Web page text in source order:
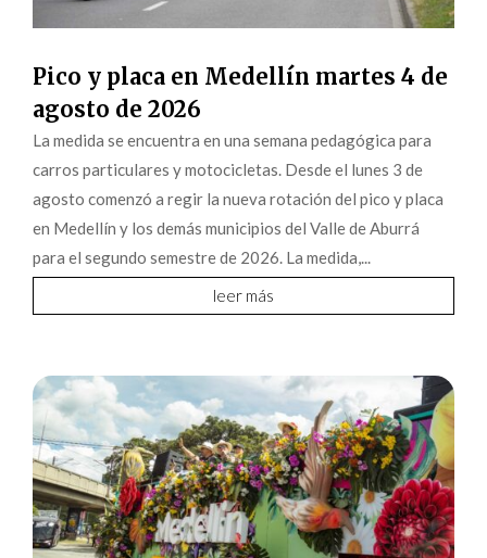
Pico y placa en Medellín martes 4 de
agosto de 2026
La medida se encuentra en una semana pedagógica para
carros particulares y motocicletas. Desde el lunes 3 de
agosto comenzó a regir la nueva rotación del pico y placa
en Medellín y los demás municipios del Valle de Aburrá
para el segundo semestre de 2026. La medida,...
leer más